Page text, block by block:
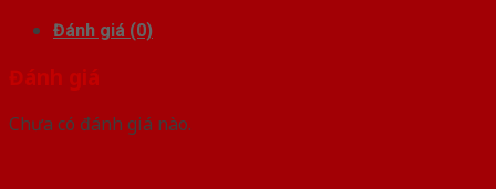
Đánh giá (0)
Đánh giá
Chưa có đánh giá nào.